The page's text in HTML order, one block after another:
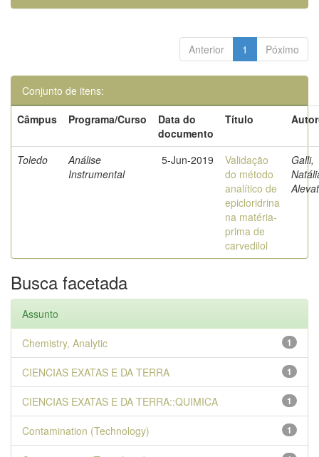
Anterior 1 Póximo
Conjunto de itens:
Câmpus
Programa/Curso
Data do
documento
Título
Toledo
Análise
Instrumental
5-Jun-2019
Validação
do método
analítico de
epicloridrina
na matéria-
prima de
carvedilol
Galli,
Busca facetada
Assunto
1
Chemistry, Analytic
1
CIENCIAS EXATAS E DA TERRA
1
CIENCIAS EXATAS E DA TERRA::QUIMICA
1
Contamination (Technology)